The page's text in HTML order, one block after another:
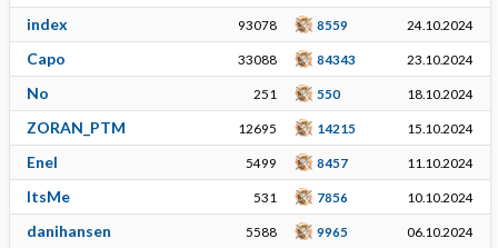
index 93078 8559 24.10.2024
Capo 33088 84343 23.10.2024
No 251 550 18.10.2024
ZORAN_PTM 12695 14215 15.10.2024
Enel 5499 8457 11.10.2024
ItsMe 531 7856 10.10.2024
danihansen 5588 9965 06.10.2024